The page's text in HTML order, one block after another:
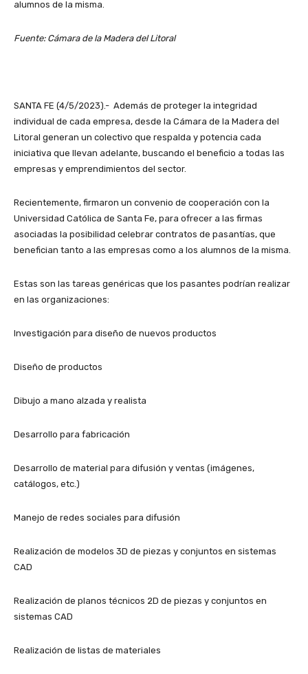
alumnos de la misma.
Fuente: Cámara de la Madera del Litoral
SANTA FE (4/5/2023).- Además de proteger la integridad
individual de cada empresa, desde la Cámara de la Madera del
Litoral generan un colectivo que respalda y potencia cada
iniciativa que llevan adelante, buscando el beneficio a todas las
empresas y emprendimientos del sector.
Recientemente, firmaron un convenio de cooperación con la
Universidad Católica de Santa Fe, para ofrecer a las firmas
asociadas la posibilidad celebrar contratos de pasantías, que
benefician tanto a las empresas como a los alumnos de la misma.
Estas son las tareas genéricas que los pasantes podrían realizar
en las organizaciones:
Investigación para diseño de nuevos productos
Diseño de productos
Dibujo a mano alzada y realista
Desarrollo para fabricación
Desarrollo de material para difusión y ventas (imágenes,
catálogos, etc.)
Manejo de redes sociales para difusión
Realización de modelos 3D de piezas y conjuntos en sistemas
CAD
Realización de planos técnicos 2D de piezas y conjuntos en
sistemas CAD
Realización de listas de materiales